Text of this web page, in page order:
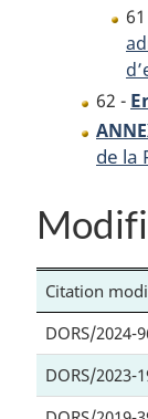
62 -
de la
Citation
DORS/2024-
DORS/2023-